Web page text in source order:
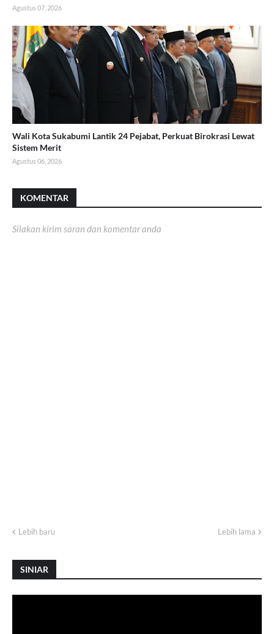
Agustus 07, 2026
Wali Kota Sukabumi Lantik 24 Pejabat, Perkuat Birokrasi Lewat
Sistem Merit
Agustus 06, 2026
KOMENTAR
Silakan kirim saran dan komentar anda
Lebih baru Lebih lama
SINIAR